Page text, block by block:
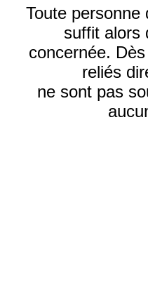
Toute
suffit alors
concernée.
reliés
ne sont pas